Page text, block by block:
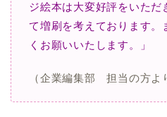
ジ絵本は大変好評をいただ
て増刷を考えております。
くお願いいたします。」
（企業編集部 担当の方よ